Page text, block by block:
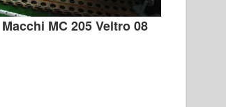
Macchi MC 205 Veltro 08